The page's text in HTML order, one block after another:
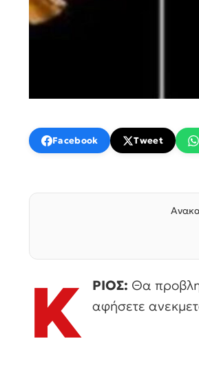
Facebook Tweet
Κ ΡΙΟΣ: Θα
αφήσετε